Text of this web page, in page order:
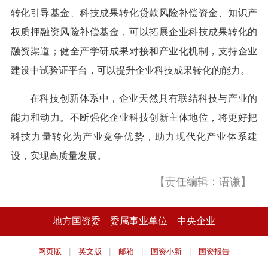
转化引导基金、科技成果转化贷款风险补偿资金、知识产
权质押融资风险补偿基金，可以拓展企业科技成果转化的
融资渠道；健全产学研成果对接和产业化机制，支持企业
建设中试验证平台，可以提升企业科技成果转化的能力。
在科技创新体系中，企业天然具有联结科技与产业的
能力和动力。不断强化企业科技创新主体地位，将更好把
科技力量转化为产业竞争优势，助力现代化产业体系建
设，实现高质量发展。
【责任编辑：语谦】
地方国资委 委属事业单位 中央企业
网页版 | 英文版 | 邮箱 | 国资小新 | 国资报告